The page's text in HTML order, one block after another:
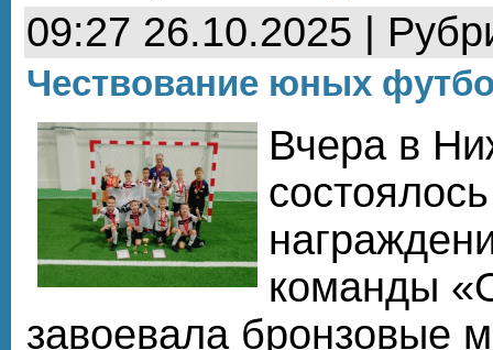
09:27 26.10.2025 |
Чествование юных
Вчера в
команды
завоевала бронзовые